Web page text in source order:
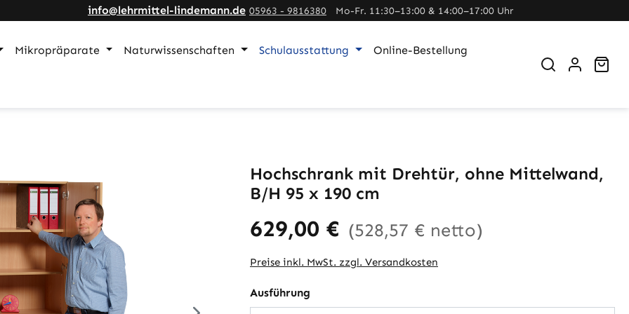
info@lehrmittel-lindemann.de 05963 - 9816380 Mo-Fr. 11:30–13:00 & 14:00–17:00 Uhr
Mikropräparate Naturwissenschaften Schulausstattung Online-Bestellung
Hochschrank mit Drehtür, ohne Mittelwand,
B/H 95 x 190 cm
629,00 € (528,57 € netto)
Preise inkl. MwSt. zzgl. Versandkosten
Ausführung